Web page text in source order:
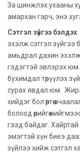
За шинжлэх ухааны
амархан гарч, энэ
Сэтгэл зүйгээ бэлдэх
эхэлж сэтгэл зүйгээ
амьдрал дахин
гэдэгтэй эвлэрэх
бухимдал төрүүлэх
сурах явдал юм.
хийдэг бол өөртөө
болоод өөрийгөө
гээд байдаг.
эмэгтэй хүн биеэ
зүйлээ хийж сэтгэл